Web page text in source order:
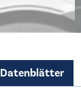
Datenblätter